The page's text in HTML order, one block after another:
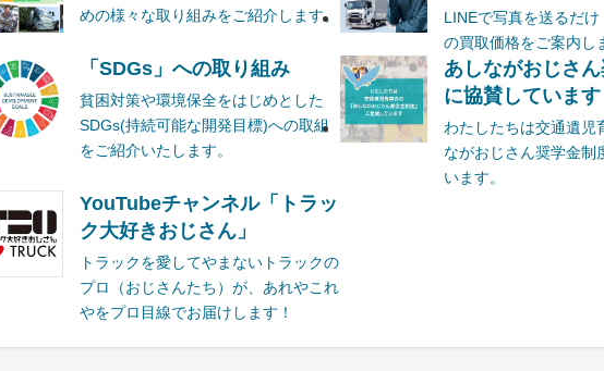
めの様々な取り組みをご紹介します。
LINEで写真を送るだ
の買取価格をご案内し
「SDGs」への取り組み
貧困対策や環境保全をはじめとした
SDGs(持続可能な開発目標)への取組
をご紹介いたします。
あしながおじさ
に協賛しています
わたしたちは交通遺児
ながおじさん奨学金制
います。
YouTubeチャンネル「トラッ
ク大好きおじさん」
トラックを愛してやまないトラックの
プロ（おじさんたち）が、あれやこれ
やをプロ目線でお届けします！